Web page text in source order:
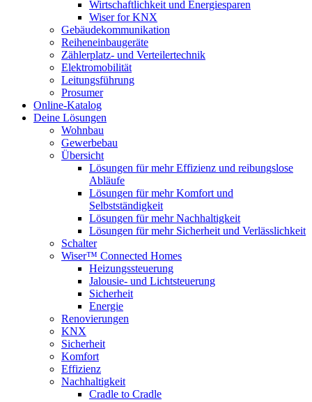
Wirtschaftlichkeit und Energiesparen
Wiser for KNX
Gebäudekommunikation
Reiheneinbaugeräte
Zählerplatz- und Verteilertechnik
Elektromobilität
Leitungsführung
Prosumer
Online-Katalog
Deine Lösungen
Wohnbau
Gewerbebau
Übersicht
Lösungen für mehr Effizienz und reibungslose
Abläufe
Lösungen für mehr Komfort und
Selbstständigkeit
Lösungen für mehr Nachhaltigkeit
Lösungen für mehr Sicherheit und Verlässlichkeit
Schalter
Wiser™ Connected Homes
Heizungssteuerung
Jalousie- und Lichtsteuerung
Sicherheit
Energie
Renovierungen
KNX
Sicherheit
Komfort
Effizienz
Nachhaltigkeit
Cradle to Cradle